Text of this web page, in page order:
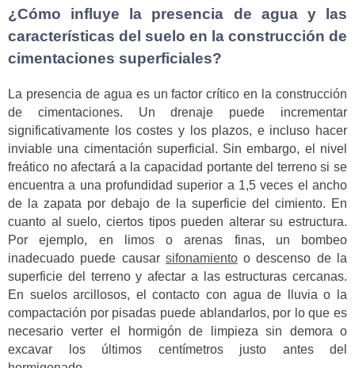
¿Cómo influye la presencia de agua y las
características del suelo en la construcción de
cimentaciones superficiales?
La presencia de agua es un factor crítico en la construcción
de cimentaciones. Un drenaje puede incrementar
significativamente los costes y los plazos, e incluso hacer
inviable una cimentación superficial. Sin embargo, el nivel
freático no afectará a la capacidad portante del terreno si se
encuentra a una profundidad superior a 1,5 veces el ancho
de la zapata por debajo de la superficie del cimiento. En
cuanto al suelo, ciertos tipos pueden alterar su estructura.
Por ejemplo, en limos o arenas finas, un bombeo
inadecuado puede causar sifonamientoo descenso de la
superficie del terreno y afectar a las estructuras cercanas.
En suelos arcillosos, el contacto con agua de lluvia o la
compactación por pisadas puede ablandarlos, por lo que es
necesario verter el hormigón de limpieza sin demora o
excavar los últimos centímetros justo antes del